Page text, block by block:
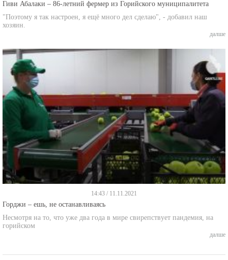
Гиви Абалаки – 86-летний фермер из Горийского муниципалитета
"Поэтому я так настроен, я ещё много дел сделаю", - добавил наш
хозяин.
далше
14:43 / 11.11.2021
Горджи – ешь, не останавливаясь
Несмотря на то, что уже два года в мире свирепствует пандемия, на
горийском
далше